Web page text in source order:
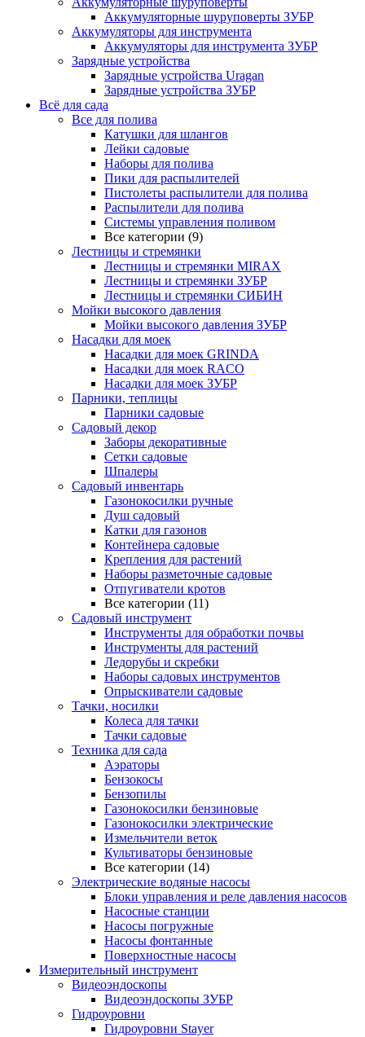
Аккумуляторные шуруповерты ЗУБР
Аккумуляторы для инструмента
Аккумуляторы для инструмента ЗУБР
Зарядные устройства
Зарядные устройства Uragan
Зарядные устройства ЗУБР
Всё для сада
Все для полива
Катушки для шлангов
Лейки садовые
Наборы для полива
Пики для распылителей
Пистолеты распылители для полива
Распылители для полива
Системы управления поливом
Все категории (9)
Лестницы и стремянки
Лестницы и стремянки MIRAX
Лестницы и стремянки ЗУБР
Лестницы и стремянки СИБИН
Мойки высокого давления
Мойки высокого давления ЗУБР
Насадки для моек
Насадки для моек GRINDA
Насадки для моек RACO
Насадки для моек ЗУБР
Парники, теплицы
Парники садовые
Садовый декор
Заборы декоративные
Сетки садовые
Шпалеры
Садовый инвентарь
Газонокосилки ручные
Душ садовый
Катки для газонов
Контейнера садовые
Крепления для растений
Наборы разметочные садовые
Отпугиватели кротов
Все категории (11)
Садовый инструмент
Инструменты для обработки почвы
Инструменты для растений
Ледорубы и скребки
Наборы садовых инструментов
Опрыскиватели садовые
Тачки, носилки
Колеса для тачки
Тачки садовые
Техника для сада
Аэраторы
Бензокосы
Бензопилы
Газонокосилки бензиновые
Газонокосилки электрические
Измельчители веток
Культиваторы бензиновые
Все категории (14)
Электрические водяные насосы
Блоки управления и реле давления насосов
Насосные станции
Насосы погружные
Насосы фонтанные
Поверхностные насосы
Измерительный инструмент
Видеоэндоскопы
Видеоэндоскопы ЗУБР
Гидроуровни
Гидроуровни Stayer